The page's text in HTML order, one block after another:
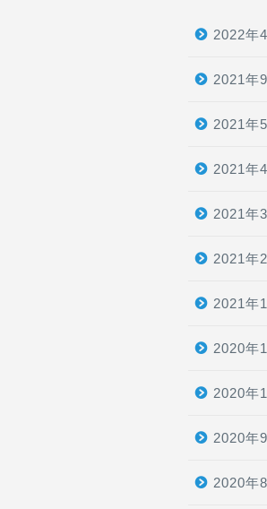
2022年
2021年
2021年
2021年
2021年
2021年
2021年
2020年
2020年
2020年
2020年